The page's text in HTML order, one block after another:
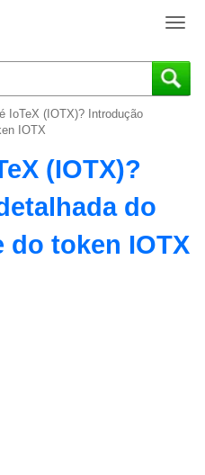
T
g
g
a
IoTeX (IOTX)? Introdução
IOTX
(IOTX)?
do
do token IOTX